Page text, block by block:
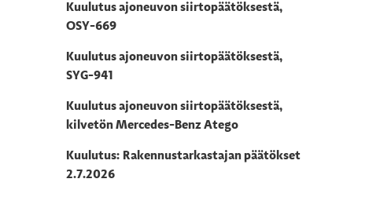
Kuulutus ajoneuvon siirtopäätöksestä,
OSY-669
Kuulutus ajoneuvon siirtopäätöksestä,
SYG-941
Kuulutus ajoneuvon siirtopäätöksestä,
kilvetön Mercedes-Benz Atego
Kuulutus: Rakennustarkastajan päätökset
2.7.2026